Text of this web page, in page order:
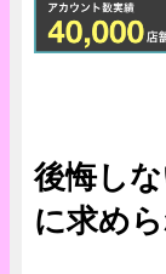
後悔し
に求め